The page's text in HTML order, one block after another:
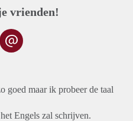
vrienden!
goed maar ik probeer de taal
Engels zal schrijven.